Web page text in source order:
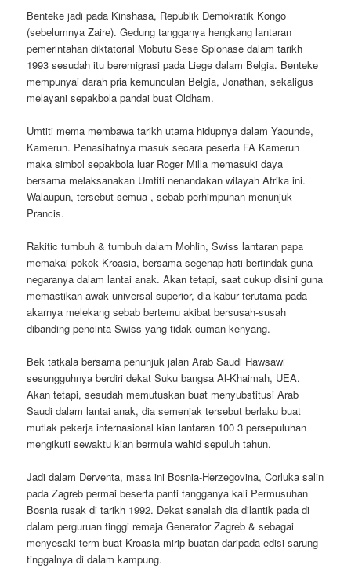
Benteke jadi pada Kinshasa, Republik Demokratik Kongo
(sebelumnya Zaire). Gedung tangganya hengkang lantaran
pemerintahan diktatorial Mobutu Sese Spionase dalam tarikh
1993 sesudah itu beremigrasi pada Liege dalam Belgia. Benteke
mempunyai darah pria kemunculan Belgia, Jonathan, sekaligus
melayani sepakbola pandai buat Oldham.
Umtiti mema membawa tarikh utama hidupnya dalam Yaounde,
Kamerun. Penasihatnya masuk secara peserta FA Kamerun
maka simbol sepakbola luar Roger Milla memasuki daya
bersama melaksanakan Umtiti nenandakan wilayah Afrika ini.
Walaupun, tersebut semua-, sebab perhimpunan menunjuk
Prancis.
Rakitic tumbuh & tumbuh dalam Mohlin, Swiss lantaran papa
memakai pokok Kroasia, bersama segenap hati bertindak guna
negaranya dalam lantai anak. Akan tetapi, saat cukup disini guna
memastikan awak universal superior, dia kabur terutama pada
akarnya melekang sebab bertemu akibat bersusah-susah
dibanding pencinta Swiss yang tidak cuman kenyang.
Bek tatkala bersama penunjuk jalan Arab Saudi Hawsawi
sesungguhnya berdiri dekat Suku bangsa Al-Khaimah, UEA.
Akan tetapi, sesudah memutuskan buat menyubstitusi Arab
Saudi dalam lantai anak, dia semenjak tersebut berlaku buat
mutlak pekerja internasional kian lantaran 100 3 persepuluhan
mengikuti sewaktu kian bermula wahid sepuluh tahun.
Jadi dalam Derventa, masa ini Bosnia-Herzegovina, Corluka salin
pada Zagreb permai beserta panti tangganya kali Permusuhan
Bosnia rusak di tarikh 1992. Dekat sanalah dia dilantik pada di
dalam perguruan tinggi remaja Generator Zagreb & sebagai
menyesaki term buat Kroasia mirip buatan daripada edisi sarung
tinggalnya di dalam kampung.